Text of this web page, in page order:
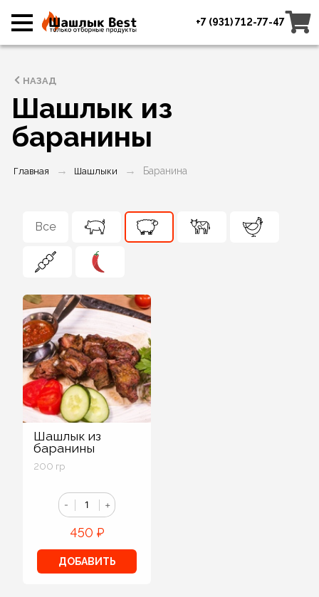
+7 (931) 712-77-47
НАЗАД
Шашлык из
баранины
Главная Шашлыки Баранина
Все
Шашлык из
баранины
200 гр
- +
450 ₽
ДОБАВИТЬ